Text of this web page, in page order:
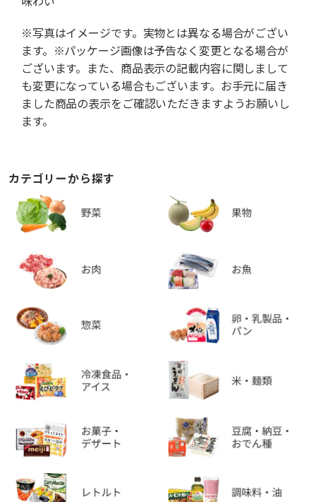
※写真はイメージです。実物とは異なる場合がござい
ます。※パッケージ画像は予告なく変更となる場合が
ございます。また、商品表示の記載内容に関しまして
も変更になっている場合もございます。お手元に届き
ました商品の表示をご確認いただきますようお願いし
ます。
カテゴリーから探す